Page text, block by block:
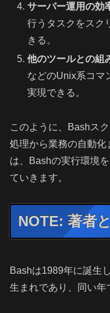
サーバー運用の効
行うタスクをスク
きる。
他のツールとの組
などのUnix系コマ
実現できる。
このように、Bashス
処理から業務の自動
は、Bashの実行環境
ていきます。
NOTE: 著者
Bashは1989年に誕生
生まれであり、同い年